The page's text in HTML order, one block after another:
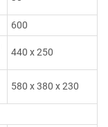
600
440 х 250
580 х 380 х 230